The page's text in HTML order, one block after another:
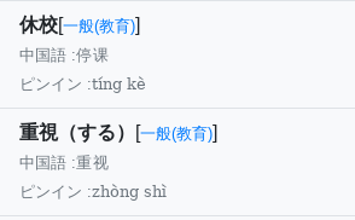
休校[一般(教育)]
中国語 :停课
ピンイン :tíng kè
重視（する） [一般(教育)]
中国語 :重视
ピンイン :zhòng shì